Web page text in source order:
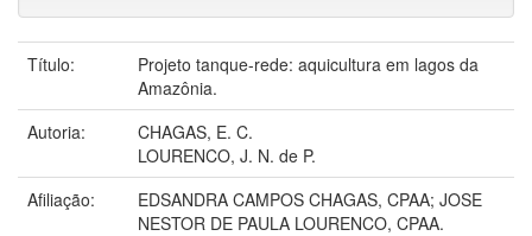
Título:
Projeto tanque-rede: aquicultura em lagos da
Amazônia.
Autoria:
CHAGAS, E. C.
LOURENCO, J. N. de P.
Afiliação:
EDSANDRA CAMPOS CHAGAS, CPAA; JOSE
NESTOR DE PAULA LOURENCO, CPAA.